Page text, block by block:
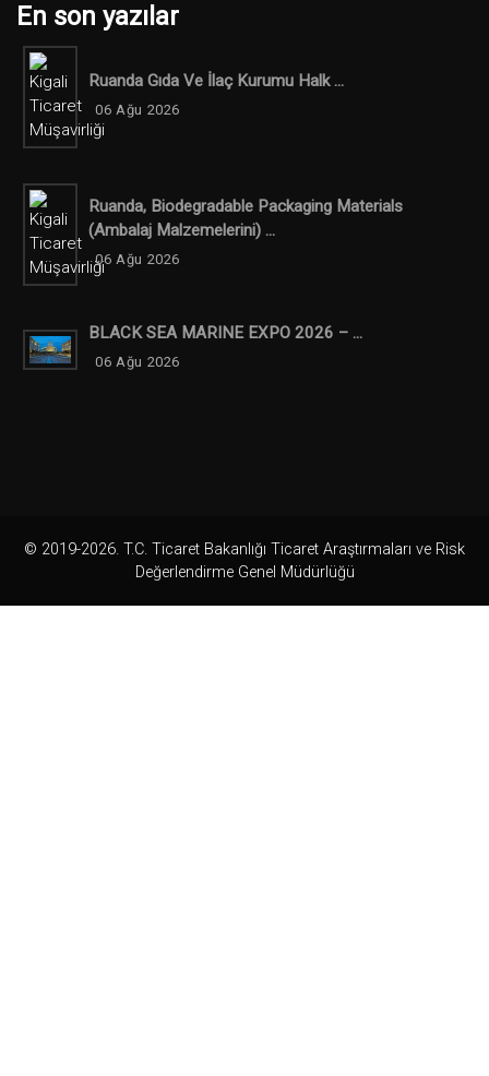
En son yazılar
Ruanda Gıda Ve İlaç Kurumu Halk ...
06 Ağu 2026
Ruanda, Biodegradable Packaging Materials
(ambalaj Malzemelerini) ...
06 Ağu 2026
BLACK SEA MARINE EXPO 2026 – ...
06 Ağu 2026
© 2019-2026. T.C. Ticaret Bakanlığı Ticaret Araştırmaları ve Risk
Değerlendirme Genel Müdürlüğü